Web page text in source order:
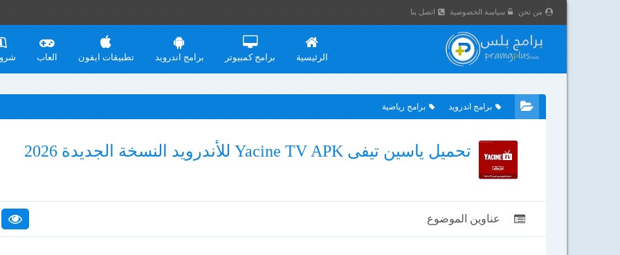
من نحن سياسة الخصوصية اتصل بنا
الرئيسية برامج كمبيوتر برامج اندرويد تطبيقات ايفون العاب
برامج اندرويد برامج رياضية
تحميل ياسين تيفى Yacine TV APK للأندرويد النسخة الجديدة 2026
عناوين الموضوع